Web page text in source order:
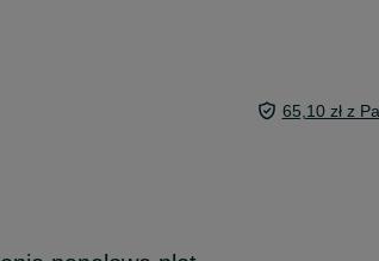
65,10 zł z